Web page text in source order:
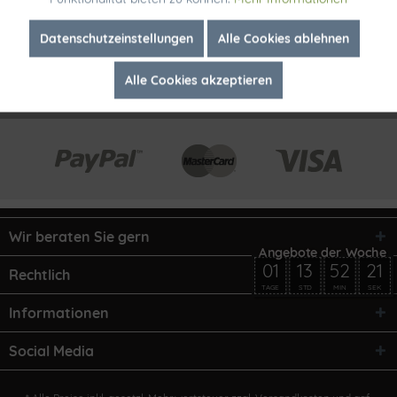
Wir beraten Sie gern
Rechtlich
Informationen
Social Media
Marketing Inaktiv
Datenschutzeinstellungen Alle Cookies ablehnen
Alle Cookies akzeptieren
01
TAGE
13
STD
52
MIN
21
SEK